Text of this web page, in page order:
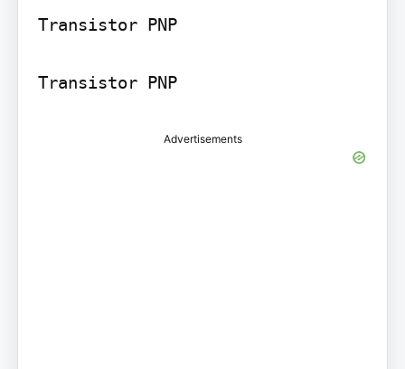
Transistor PNP
Transistor PNP
Advertisements